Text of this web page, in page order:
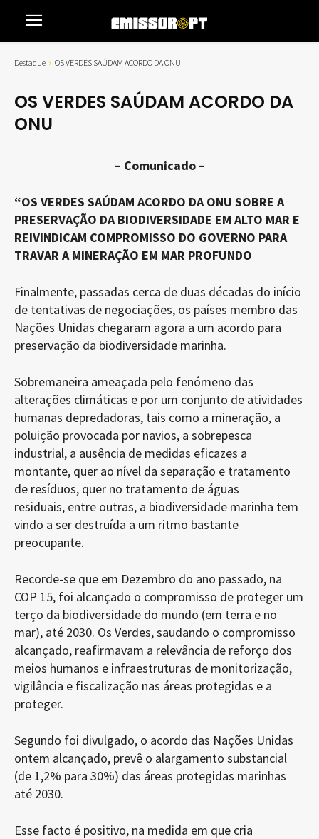
Destaque OS VERDES SAÚDAM ACORDO DA ONU
OS VERDES SAÚDAM ACORDO DA
ONU
– Comunicado –
“OS VERDES SAÚDAM ACORDO DA ONU SOBRE A
PRESERVAÇÃO DA BIODIVERSIDADE EM ALTO MAR E
REIVINDICAM COMPROMISSO DO GOVERNO PARA
TRAVAR A MINERAÇÃO EM MAR PROFUNDO
Finalmente, passadas cerca de duas décadas do início
de tentativas de negociações, os países membro das
Nações Unidas chegaram agora a um acordo para
preservação da biodiversidade marinha.
Sobremaneira ameaçada pelo fenómeno das
alterações climáticas e por um conjunto de atividades
humanas depredadoras, tais como a mineração, a
poluição provocada por navios, a sobrepesca
industrial, a ausência de medidas eficazes a
montante, quer ao nível da separação e tratamento
de resíduos, quer no tratamento de águas
residuais, entre outras, a biodiversidade marinha tem
vindo a ser destruída a um ritmo bastante
preocupante.
Recorde-se que em Dezembro do ano passado, na
COP 15, foi alcançado o compromisso de proteger um
terço da biodiversidade do mundo (em terra e no
mar), até 2030. Os Verdes, saudando o compromisso
alcançado, reafirmavam a relevância de reforço dos
meios humanos e infraestruturas de monitorização,
vigilância e fiscalização nas áreas protegidas e a
proteger.
Segundo foi divulgado, o acordo das Nações Unidas
ontem alcançado, prevê o alargamento substancial
(de 1,2% para 30%) das áreas protegidas marinhas
até 2030.
Esse facto é positivo, na medida em que cria